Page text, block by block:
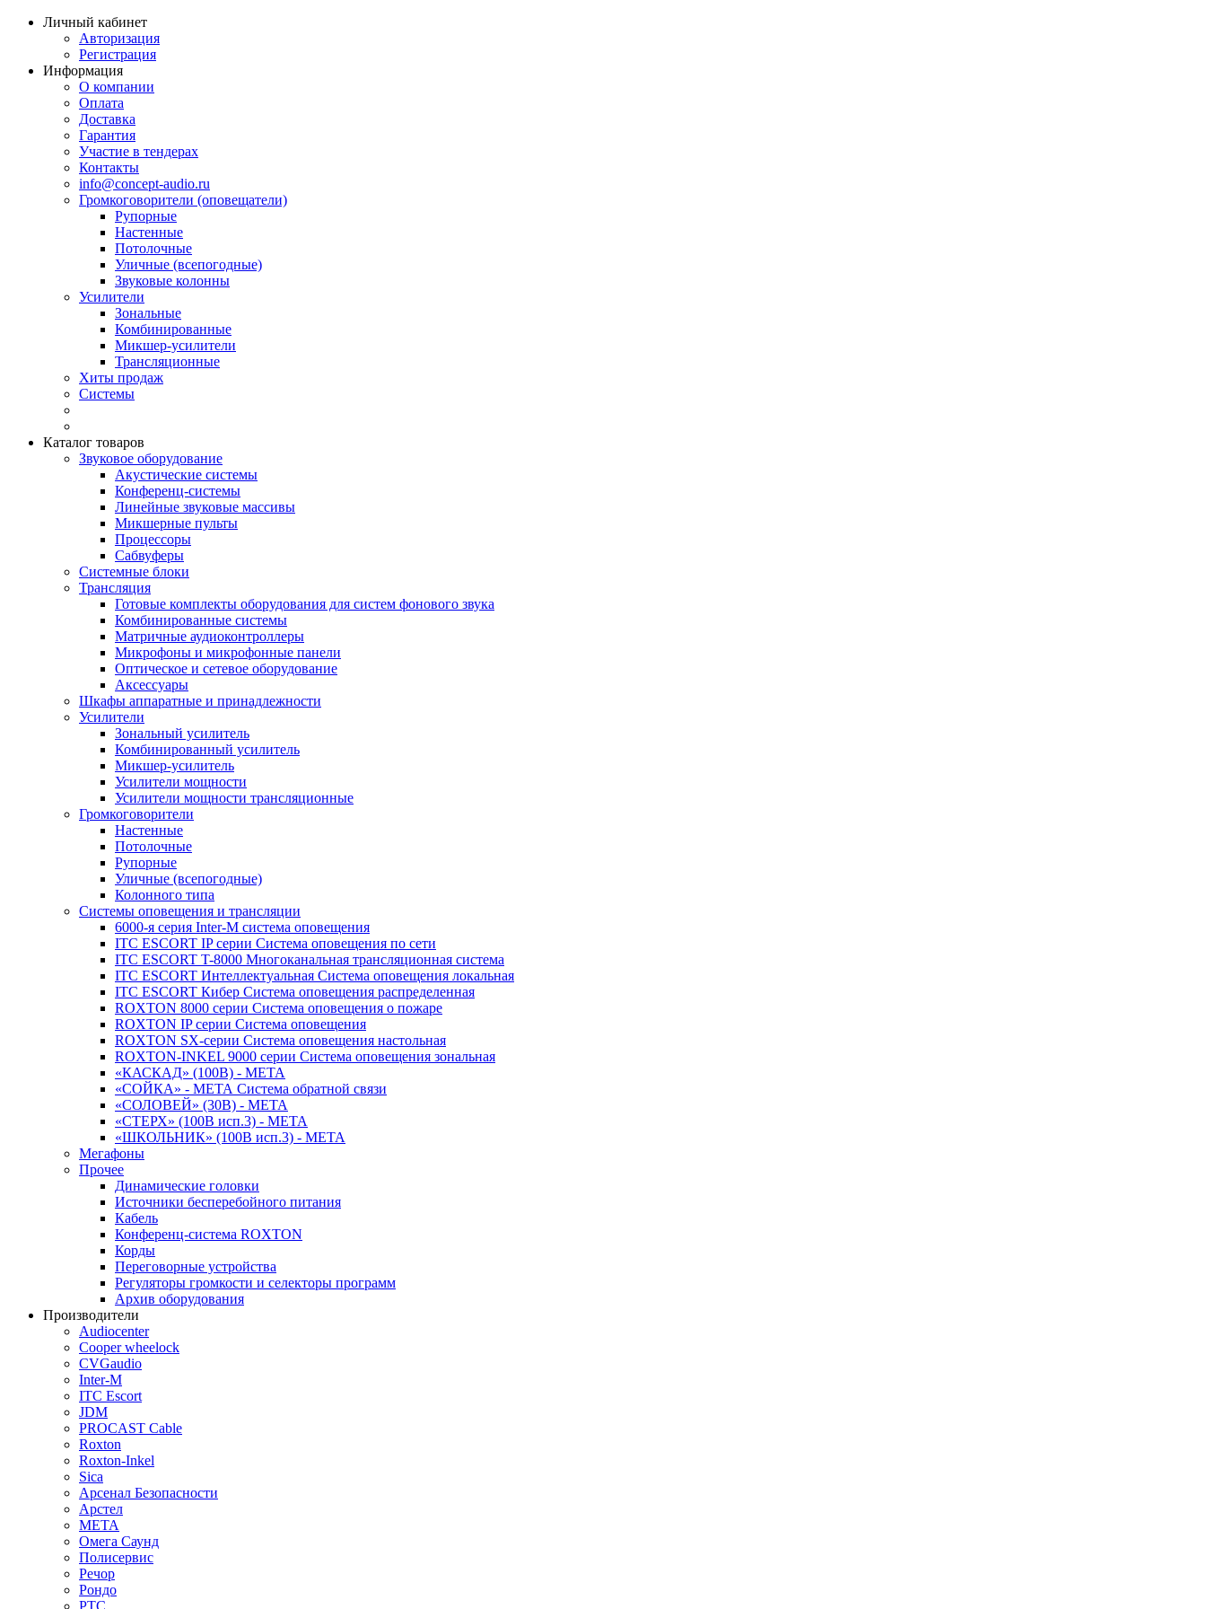
Личный кабинет
Авторизация
Регистрация
Информация
О компании
Оплата
Доставка
Гарантия
Участие в тендерах
Контакты
info@concept-audio.ru
Громкоговорители (оповещатели)
Рупорные
Настенные
Потолочные
Уличные (всепогодные)
Звуковые колонны
Усилители
Зональные
Комбинированные
Микшер-усилители
Трансляционные
Хиты продаж
Системы
Каталог товаров
Звуковое оборудование
Акустические системы
Конференц-системы
Линейные звуковые массивы
Микшерные пульты
Процессоры
Сабвуферы
Системные блоки
Трансляция
Готовые комплекты оборудования для систем фонового звука
Комбинированные системы
Матричные аудиоконтроллеры
Микрофоны и микрофонные панели
Оптическое и сетевое оборудование
Аксессуары
Шкафы аппаратные и принадлежности
Усилители
Зональный усилитель
Комбинированный усилитель
Микшер-усилитель
Усилители мощности
Усилители мощности трансляционные
Громкоговорители
Настенные
Потолочные
Рупорные
Уличные (всепогодные)
Колонного типа
Системы оповещения и трансляции
6000-я серия Inter-M система оповещения
ITC ESCORT IP серии Система оповещения по сети
ITC ESCORT T-8000 Многоканальная трансляционная система
ITC ESCORT Интеллектуальная Система оповещения локальная
ITC ESCORT Кибер Система оповещения распределенная
ROXTON 8000 серии Система оповещения о пожаре
ROXTON IP серии Система оповещения
ROXTON SX-серии Система оповещения настольная
ROXTON-INKEL 9000 серии Система оповещения зональная
«КАСКАД» (100В) - МЕТА
«СОЙКА» - МЕТА Система обратной связи
«СОЛОВЕЙ» (30В) - МЕТА
«СТЕРХ» (100В исп.3) - МЕТА
«ШКОЛЬНИК» (100В исп.3) - МЕТА
Мегафоны
Прочее
Динамические головки
Источники бесперебойного питания
Кабель
Конференц-система ROXTON
Корды
Переговорные устройства
Регуляторы громкости и селекторы программ
Архив оборудования
Производители
Audiocenter
Cooper wheelock
CVGaudio
Inter-M
ITC Escort
JDM
PROCAST Cable
Roxton
Roxton-Inkel
Sica
Арсенал Безопасности
Арстел
МЕТА
Омега Саунд
Полисервис
Речор
Рондо
РТС